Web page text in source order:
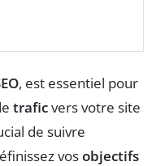
, est essentiel pour
traficvers votre site
de suivre
vosobjectifs